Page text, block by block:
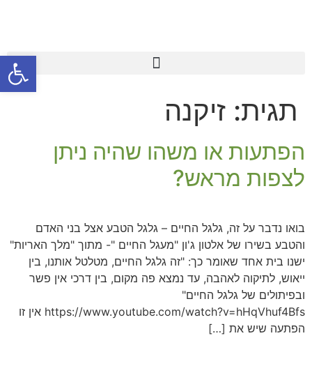
תגית: זיקנה
הפתעות או משהו שהיה ניתן
לצפות מראש?
בואו נדבר על זה, גלגל החיים – גלגל הטבע אצל בני האדם
והטבע בשירו של אלטון ג'ון "מעגל החיים "- מתוך "מלך האריות"
ישנו בית אחד שאומר כך: "זה גלגל החיים, מטלטל אותנו, בין
ייאוש, לתיקוה לאהבה, עד נמצא פה מקום, בין דרכי אין פשר
ובפיתולים של גלגל החיים"
https://www.youtube.com/watch?v=hHqVhuf4Bfs אין זו
הפתעה שיש את […]
פתח